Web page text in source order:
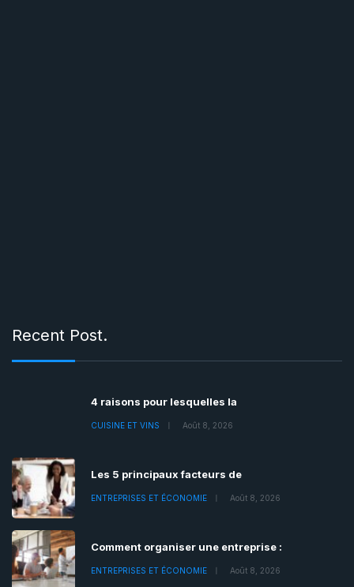
Recent Post.
4 raisons pour lesquelles la
CUISINE ET VINS Août 8, 2026
Les 5 principaux facteurs de
ENTREPRISES ET ÉCONOMIE Août 8, 2026
Comment organiser une entreprise :
ENTREPRISES ET ÉCONOMIE Août 8, 2026